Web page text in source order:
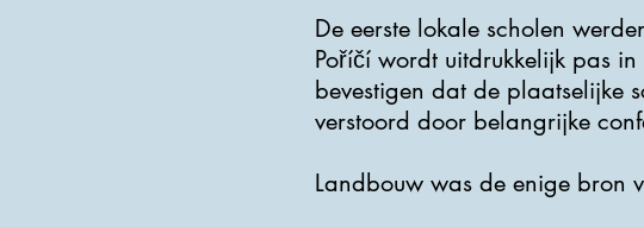
De eerste lokale scholen
Poříčí wordt uitdrukkelijk pas
bevestigen dat de plaatselijke
verstoord door belangrijke
Landbouw was de enige bron